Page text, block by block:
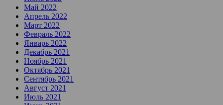
Май 2022
Апрель 2022
Март 2022
Февраль 2022
Январь 2022
Декабрь 2021
Ноябрь 2021
Октябрь 2021
Сентябрь 2021
Август 2021
Июль 2021